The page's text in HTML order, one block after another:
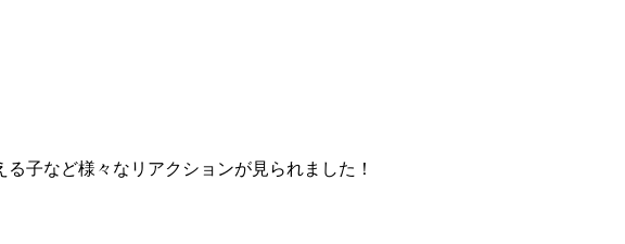
子など様々なリアクションが見られました！